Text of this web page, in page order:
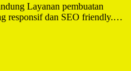
Layanan pembuatan
responsif dan SEO friendly.…